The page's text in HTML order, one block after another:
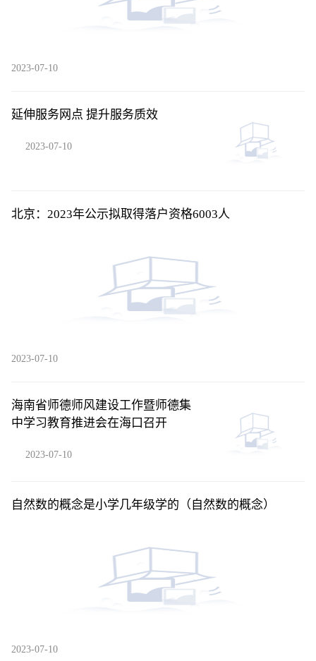
2023-07-10
延伸服务网点 提升服务质效
2023-07-10
北京：2023年公示拟取得落户资格6003人
2023-07-10
海南省师德师风建设工作暨师德集
中学习教育推进会在海口召开
2023-07-10
自然数的概念是小学几年级学的（自然数的概念）
2023-07-10